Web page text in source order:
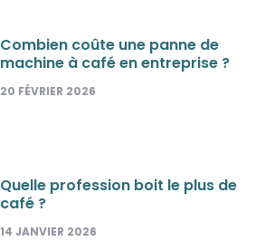
Combien coûte une panne de
machine à café en entreprise ?
20 FÉVRIER 2026
Quelle profession boit le plus de
café ?
14 JANVIER 2026